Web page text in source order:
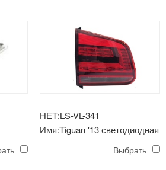
НЕТ:LS-VL-341
Имя:Tiguan '13 светодиодная
Выбрать